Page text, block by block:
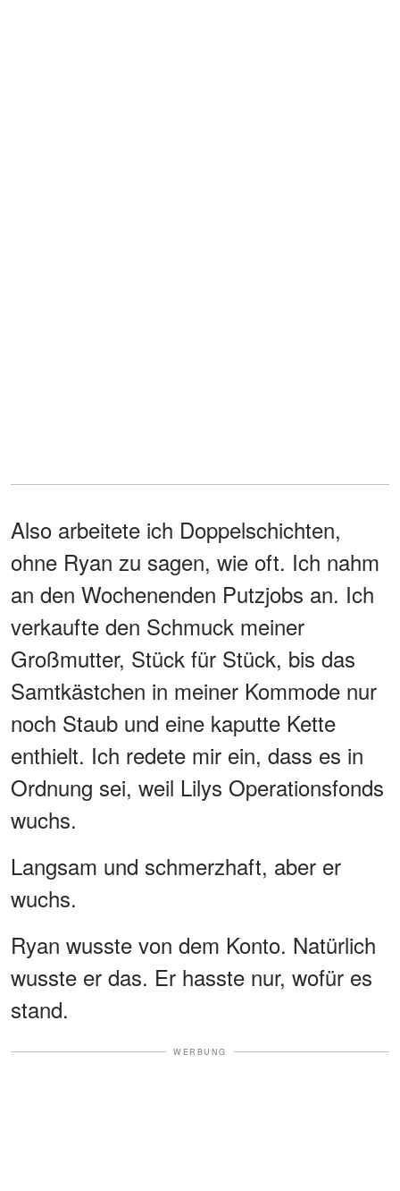
Also arbeitete ich Doppelschichten,
ohne Ryan zu sagen, wie oft. Ich nahm
an den Wochenenden Putzjobs an. Ich
verkaufte den Schmuck meiner
Großmutter, Stück für Stück, bis das
Samtkästchen in meiner Kommode nur
noch Staub und eine kaputte Kette
enthielt. Ich redete mir ein, dass es in
Ordnung sei, weil Lilys Operationsfonds
wuchs.
Langsam und schmerzhaft, aber er
wuchs.
Ryan wusste von dem Konto. Natürlich
wusste er das. Er hasste nur, wofür es
stand.
WERBUNG